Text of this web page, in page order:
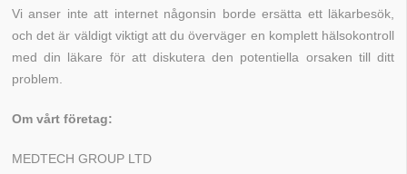
Vi anser inte att internet någonsin borde ersätta ett läkarbesök,
och det är väldigt viktigt att du överväger en komplett hälsokontroll
med din läkare för att diskutera den potentiella orsaken till ditt
problem.
Om vårt företag:
MEDTECH GROUP LTD